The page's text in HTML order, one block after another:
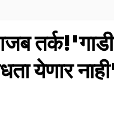
येणार